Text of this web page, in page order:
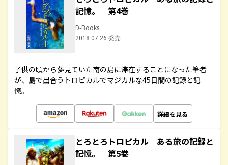
記憶。 第4巻
D-Books
2018.07.26 発売
子供の頃から夢見ていた南の島に滞在することになった筆者
が、島で出合うトロピカルでマジカルな45日間の記録と記
憶。
詳細を見る
とろとろトロピカル ある旅の記録と
記憶。 第5巻